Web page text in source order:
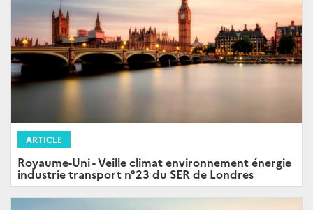
ARTICLE
Royaume-Uni - Veille climat environnement énergie
industrie transport n°23 du SER de Londres